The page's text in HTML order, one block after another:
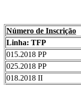
Número de Inscrição
Linha: TFP
015.2018 PP
025.2018 PP
018.2018 II